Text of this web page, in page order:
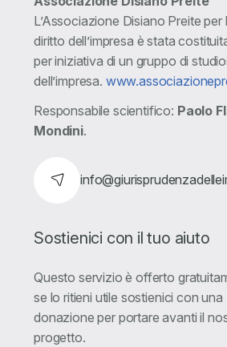
L’Associazione Disiano Preite per
diritto dell’impresa è stata
per iniziativa di un gruppo di
dell’impresa.
Responsabile scientifico: Paolo
Mondini.
Sostienici con il tuo aiuto
Questo servizio è offerto
se lo ritieni utile sostienici con una
donazione per portare avanti il
progetto.